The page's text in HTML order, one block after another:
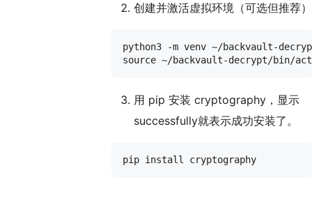
创建并激活虚拟环境（可选但推荐）
python3 -m venv ~/backvault-
用 pip 安装 cryptography，显示
successfully就表示成功安装了。